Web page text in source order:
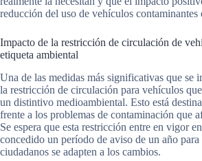
reducción del uso de vehículos contaminantes
Impacto de la restricción de circulación de
etiqueta ambiental
Una de las medidas más significativas que se
la restricción de circulación para vehículos
un distintivo medioambiental. Esto está
frente a los problemas de contaminación que
Se espera que esta restricción entre en vigor
concedido un período de aviso de un año para
ciudadanos se adapten a los cambios.